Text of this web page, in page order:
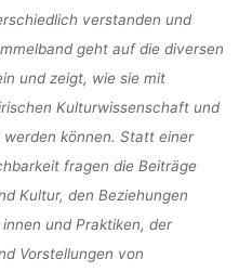
verstanden und
geht auf die diversen
und zeigt, wie sie mit
Kulturwissenschaft und
können. Statt einer
fragen die Beiträge
Kultur, den Beziehungen
und Praktiken, der
Vorstellungen von